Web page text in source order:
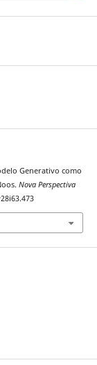
Generativo como
Nova Perspectiva